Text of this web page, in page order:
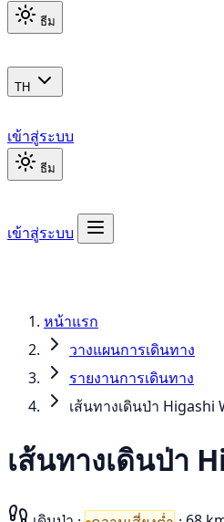
ธีม
TH
เข้าสู่ระบบ
ธีม
เข้าสู่ระบบ
หน้าแรก
วางแผนการเดินทาง
รายงานการเดินทาง
เส้นทางเดินป่า Higashi
เส้นทางเดินป่า